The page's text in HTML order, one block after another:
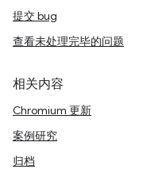
提交 bug
查看未处理完毕的问题
相关内容
Chromium 更新
案例研究
归档